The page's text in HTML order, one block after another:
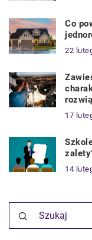
Co
22
17
14